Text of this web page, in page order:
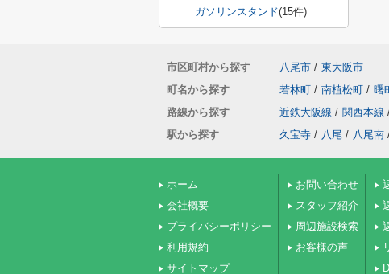
ガソリンスタンド(15件)
市区町村から探す 八尾市 / 東大阪市
町名から探す
若林町 / 南植松町 / 曙
路線から探す
近鉄大阪線 / 関西本線
駅から探す
久宝寺 / 八尾 / 八尾南
ホーム
会社概要
プライバシーポリシー
利用規約
サイトマップ
お問い合わせ
スタッフ紹介
周辺施設検索
お客様の声